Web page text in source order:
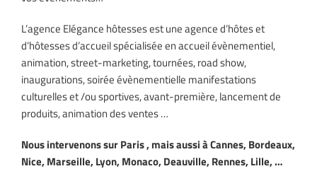
L’agence Elégance hôtesses est une agence d’hôtes et
d’hôtesses d’accueil spécialisée en accueil évènementiel,
animation, street-marketing, tournées, road show,
inaugurations, soirée évènementielle manifestations
culturelles et /ou sportives, avant-première, lancement de
produits, animation des ventes …
Nous intervenons sur Paris , mais aussi à Cannes, Bordeaux,
Nice, Marseille, Lyon, Monaco, Deauville, Rennes, Lille, …